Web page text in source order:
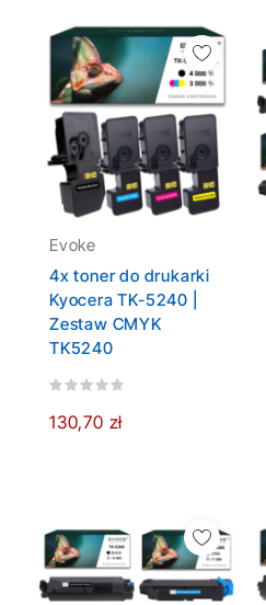
Evoke
4x toner do drukarki
Kyocera TK-5240 |
Zestaw CMYK
TK5240
130,70 zł